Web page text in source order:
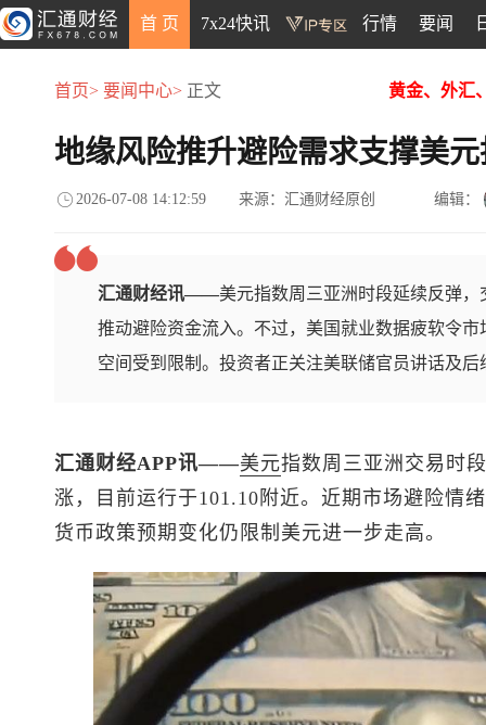
首 页 7x24快讯 行情 要闻
首页> 要闻中心> 正文 黄金、外汇
地缘风险推升避险需求支撑美
2026-07-08 14:12:59 来源：汇通财经原创 编辑：
汇通财经讯——美元指数周三亚洲时段延续反弹
推动避险资金流入。不过，美国就业数据疲软令
空间受到限制。投资者正关注美联储官员讲话及
汇通财经APP讯——美元指数周三亚洲交易时
涨，目前运行于101.10附近。近期市场避险情
货币政策预期变化仍限制美元进一步走高。